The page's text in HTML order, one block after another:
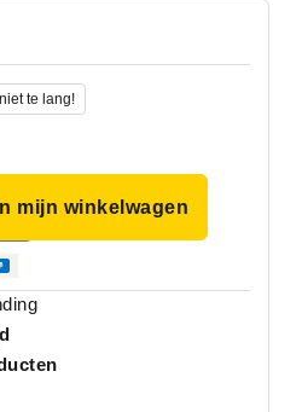
te lang!
In mijn winkelwagen